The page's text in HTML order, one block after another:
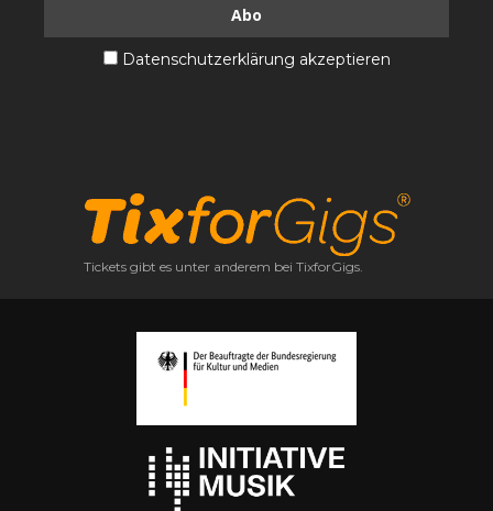
Datenschutzerklärung akzeptieren
Tickets gibt es unter anderem bei TixforGigs.